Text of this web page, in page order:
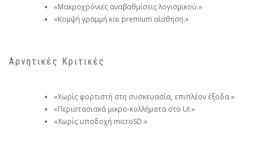
«Μακροχρόνιες αναβαθμίσεις λογισμικού.»
«Κομψή γραμμή και premium αίσθηση.»
Αρνητικές Κριτικές
«Χωρίς φορτιστή στη συσκευασία, επιπλέον έξοδα.»
«Περιστασιακά μικρο-κολλήματα στο UI.»
«Χωρίς υποδοχή microSD.»